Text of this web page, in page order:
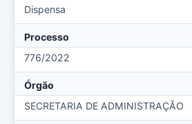
Dispensa
Processo
776/2022
Órgão
SECRETARIA DE ADMINISTRAÇÃO